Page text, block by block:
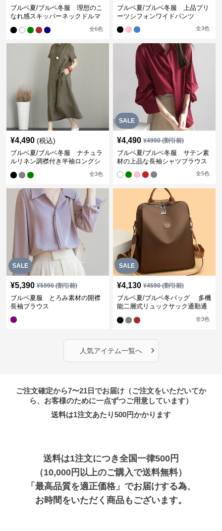
ブルベ夏/ブルベ冬服 理想のこ
なれ感スキッパーネックドルマ
全6色
ブルベ夏/ブルベ冬服 上品プリ
ーツシフォンワイドパンツ
全3色
¥4,490 (税込)
ブルベ夏/ブルベ冬服 ナチュラ
ルリネン調襟付き半袖ロングシ
全3色
SALE
¥4,490 ¥4990(割引前)
ブルベ夏/ブルベ冬服 サテン素
材の上品な長袖シャツブラウス
全5色
SALE
¥5,390 ¥5990(割引前)
ブルベ夏服 とろみ素材の開襟
長袖ブラウス
SALE
¥4,130 ¥4590(割引前)
ブルベ夏/ブルベ冬バッグ 多機
能二層式リュックサック通勤通
全3色
人気アイテム一覧へ ›
ご注文確定から7〜21日でお届け（ご注文をいただいてか
ら、お客様のために一点ずつご用意しています）
送料は1注文あたり500円かかります
送料は1注文につき全国一律500円
（10,000円以上のご購入で送料無料）
「最高品質を適正価格」でお届けする為、
お時間をいただく商品もございます。